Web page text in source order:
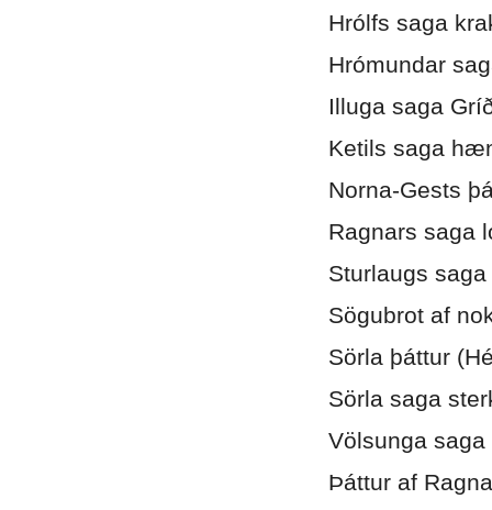
Hrólfs saga
Hrómundar
Illuga saga
Ketils saga
Norna-Gests
Ragnars saga
Sturlaugs
Sögubrot af
Sörla þáttur
Sörla saga
Völsunga saga
Þáttur af